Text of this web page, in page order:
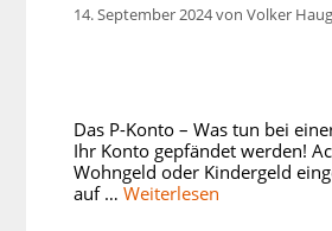
14. September 2024von Volker Haug
Das P-Konto – Was tun bei
Ihr Konto gepfändet werden!
Wohngeld oder Kindergeld
auf … Weiterlesen